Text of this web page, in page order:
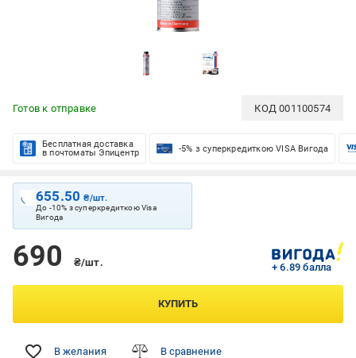
Готов к отправке КОД001100574
Бесплатная доставка
в почтоматы Эпицентр
-5% з суперкредиткою VISA Вигода
655.50₴/шт.
До -10% з суперкредиткою Visa
Вигода
690 ₴/шт. + 6.89 балла
КУПИТЬ
В желания В сравнение